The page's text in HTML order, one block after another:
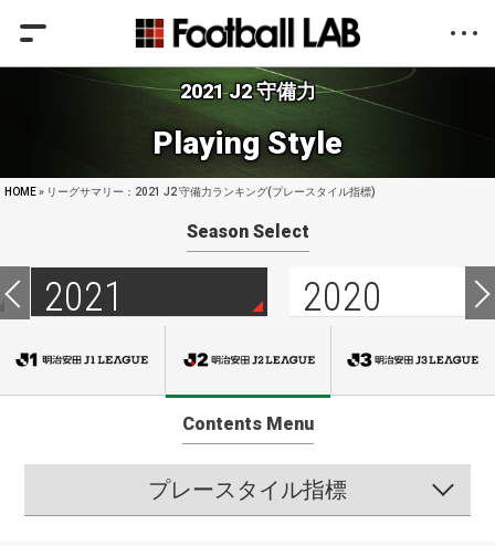
2021 J2 守備力
Playing Style
HOME» リーグサマリー：2021 J2 守備力ランキング(プレースタイル指標)
Season Select
2021 2020
Contents Menu
プレースタイル指標